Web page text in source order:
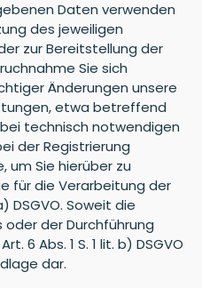
Daten verwenden
des jeweiligen
zur Bereitstellung der
Sie sich
Änderungen unsere
etwa betreffend
technisch notwendigen
der Registrierung
um Sie hierüber zu
für die Verarbeitung der
DSGVO. Soweit die
oder der Durchführung
6 Abs. 1 S. 1 lit. b) DSGVO
dar.